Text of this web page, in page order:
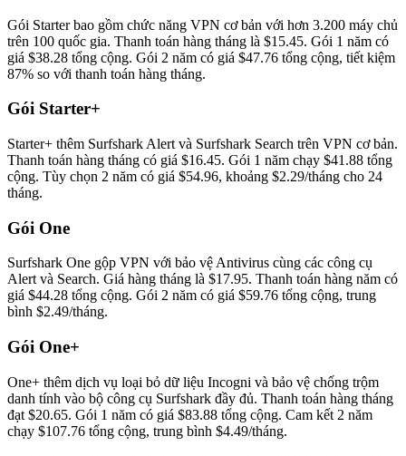
Gói Starter bao gồm chức năng VPN cơ bản với hơn 3.200 máy chủ
trên 100 quốc gia. Thanh toán hàng tháng là $15.45. Gói 1 năm có
giá $38.28 tổng cộng. Gói 2 năm có giá $47.76 tổng cộng, tiết kiệm
87% so với thanh toán hàng tháng.
Gói Starter+
Starter+ thêm Surfshark Alert và Surfshark Search trên VPN cơ bản.
Thanh toán hàng tháng có giá $16.45. Gói 1 năm chạy $41.88 tổng
cộng. Tùy chọn 2 năm có giá $54.96, khoảng $2.29/tháng cho 24
tháng.
Gói One
Surfshark One gộp VPN với bảo vệ Antivirus cùng các công cụ
Alert và Search. Giá hàng tháng là $17.95. Thanh toán hàng năm có
giá $44.28 tổng cộng. Gói 2 năm có giá $59.76 tổng cộng, trung
bình $2.49/tháng.
Gói One+
One+ thêm dịch vụ loại bỏ dữ liệu Incogni và bảo vệ chống trộm
danh tính vào bộ công cụ Surfshark đầy đủ. Thanh toán hàng tháng
đạt $20.65. Gói 1 năm có giá $83.88 tổng cộng. Cam kết 2 năm
chạy $107.76 tổng cộng, trung bình $4.49/tháng.